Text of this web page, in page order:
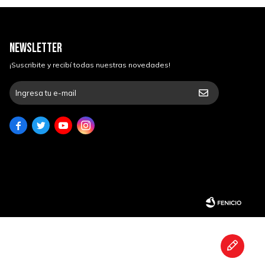
NEWSLETTER
¡Suscribite y recibí todas nuestras novedades!
   